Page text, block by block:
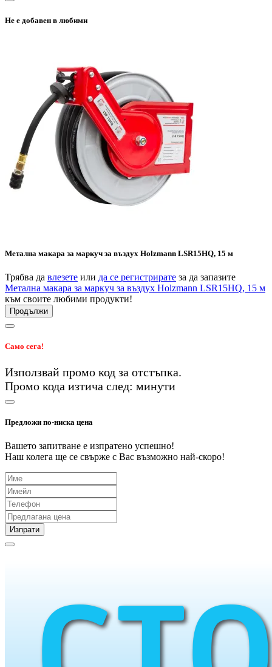
Не е добавен в любими
Метална макара за маркуч за въздух Holzmann LSR15HQ, 15 м
Трябва да влезете или да се регистрирате за да запазите
Метална макара за маркуч за въздух Holzmann LSR15HQ, 15 м
към своите любими продукти!
Продължи
Само сега!
Използвай промо код за отстъпка.
Промо кода изтича след: минути
Предложи по-ниска цена
Вашето запитване е изпратено успешно!
Наш колега ще се свърже с Вас възможно най-скоро!
Изпрати